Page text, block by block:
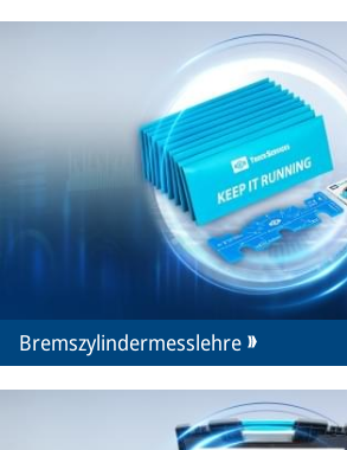
Bremszylindermesslehre